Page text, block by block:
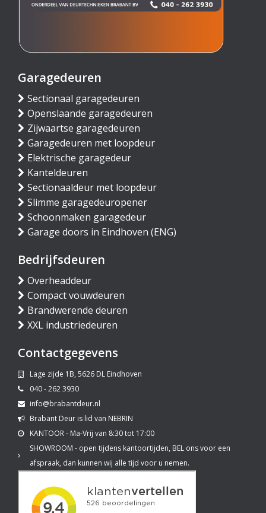
Garagedeuren
Sectionaal garagedeuren
Openslaande garagedeuren
Zijwaartse garagedeuren
Garagedeuren met loopdeur
Elektrische garagedeur
Kanteldeuren
Sectionaaldeur met loopdeur
Slimme garagedeuropener
Schoonmaken garagedeur
Garage doors in Eindhoven (ENG)
Bedrijfsdeuren
Overheaddeur
Compact vouwdeuren
Brandwerende deuren
XXL industriedeuren
Contactgegevens
Lage zijde 1B, 5626 DL Eindhoven
040 - 262 3930
info@brabantdeur.nl
Brabant Deur is lid van NEBRIN
KANTOOR - Ma-Vrij van 8:30 tot 17:00
SHOWROOM - open tijdens kantoortijden, BEL ons voor een
afspraak, dan kunnen wij alle tijd voor u nemen.